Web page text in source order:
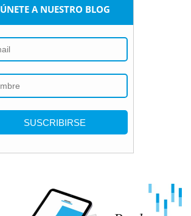
ÚNETE A NUESTRO BLOG